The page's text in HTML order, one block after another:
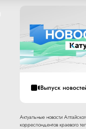
Выпуск
Актуальные новости
корреспондентов краевого